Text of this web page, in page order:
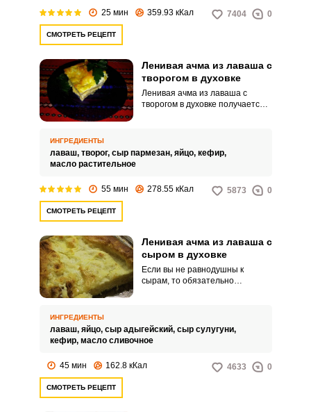
25 мин 359.93 кКал 7404 0
СМОТРЕТЬ РЕЦЕПТ
Ленивая ачма из лаваша с
творогом в духовке
Ленивая ачма из лаваша с
творогом в духовке получается
домашнего завтрака.
ИНГРЕДИЕНТЫ
лаваш, творог, сыр пармезан, яйцо, кефир,
масло растительное
55 мин 278.55 кКал 5873 0
СМОТРЕТЬ РЕЦЕПТ
Ленивая ачма из лаваша с
сыром в духовке
Если вы не равнодушны к
сырам, то обязательно
выходит аппетитным и
ароматным.
ИНГРЕДИЕНТЫ
лаваш, яйцо, сыр адыгейский, сыр сулугуни,
кефир, масло сливочное
45 мин 162.8 кКал 4633 0
СМОТРЕТЬ РЕЦЕПТ